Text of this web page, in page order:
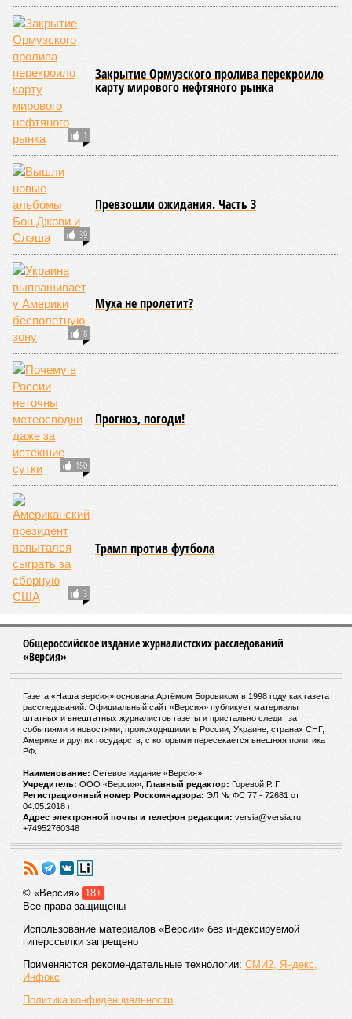
1
Закрытие Ормузского пролива перекроило
карту мирового нефтяного рынка
39
Превзошли ожидания. Часть 3
8
Муха не пролетит?
150
Прогноз, погоди!
3
Трамп против футбола
Общероссийское издание журналистских расследований
«Версия»
Газета «Наша версия» основана Артёмом Боровиком в 1998 году как газета
расследований. Официальный сайт «Версия» публикует материалы
штатных и внештатных журналистов газеты и пристально следит за
событиями и новостями, происходящими в России, Украине, странах СНГ,
Америке и других государств, с которыми пересекается внешняя политика
РФ.
Наименование: Cетевое издание «Версия»
Учредитель: ООО «Версия», Главный редактор: Горевой Р. Г.
Регистрационный номер Роскомнадзора: ЭЛ № ФС 77 - 72681 от
04.05.2018 г.
Адрес электронной почты и телефон редакции: versia@versia.ru,
+74952760348
© «Версия» 18+
Все права защищены
Использование материалов «Версии» без индексируемой
гиперссылки запрещено
Применяются рекомендательные технологии: СМИ2, Яндекс,
Инфокс
Политика конфиденциальности